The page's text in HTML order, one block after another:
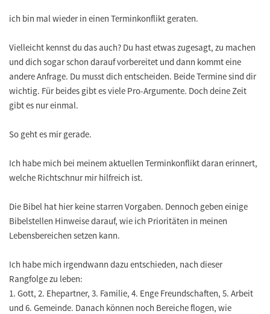
ich bin mal wieder in einen Terminkonflikt geraten.
Vielleicht kennst du das auch? Du hast etwas zugesagt, zu machen
und dich sogar schon darauf vorbereitet und dann kommt eine
andere Anfrage. Du musst dich entscheiden. Beide Termine sind dir
wichtig. Für beides gibt es viele Pro-Argumente. Doch deine Zeit
gibt es nur einmal.
So geht es mir gerade.
Ich habe mich bei meinem aktuellen Terminkonflikt daran erinnert,
welche Richtschnur mir hilfreich ist.
Die Bibel hat hier keine starren Vorgaben. Dennoch geben einige
Bibelstellen Hinweise darauf, wie ich Prioritäten in meinen
Lebensbereichen setzen kann.
Ich habe mich irgendwann dazu entschieden, nach dieser
Rangfolge zu leben:
1. Gott, 2. Ehepartner, 3. Familie, 4. Enge Freundschaften, 5. Arbeit
und 6. Gemeinde. Danach können noch Bereiche flogen, wie